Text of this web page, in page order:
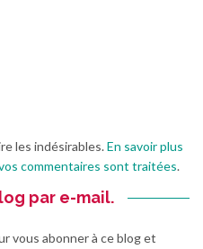
les indésirables.En savoir plus
commentaires sont traitées.
par e-mail.
vous abonner à ce blog et